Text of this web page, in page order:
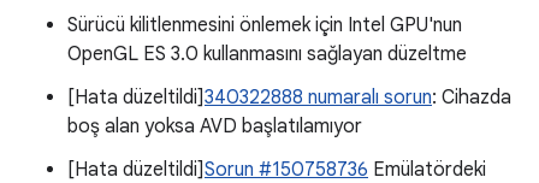
Sürücü kilitlenmesini önlemek için Intel GPU'nun
OpenGL ES 3.0 kullanmasını sağlayan düzeltme
[Hata düzeltildi]340322888 numaralı sorun: Cihazda
boş alan yoksa AVD başlatılamıyor
[Hata düzeltildi]Sorun #150758736 Emülatördeki